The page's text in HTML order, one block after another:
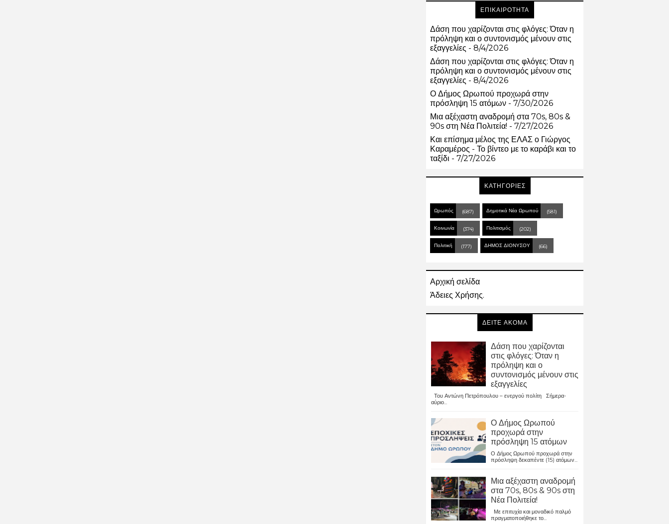
ΕΠΙΚΑΙΡΟΤΗΤΑ
Δάση που χαρίζονται στις φλόγες: Όταν η
πρόληψη και ο συντονισμός μένουν στις
εξαγγελίες - 8/4/2026
Δάση που χαρίζονται στις φλόγες: Όταν η
πρόληψη και ο συντονισμός μένουν στις
εξαγγελίες - 8/4/2026
Ο Δήμος Ωρωπού προχωρά στην
πρόσληψη 15 ατόμων - 7/30/2026
Μια αξέχαστη αναδρομή στα 70s, 80s &
90s στη Νέα Πολιτεία! - 7/27/2026
Και επίσημα μέλος της ΕΛΑΣ ο Γιώργος
Καραμέρος - Το βίντεο με το καράβι και το
ταξίδι - 7/27/2026
ΚΑΤΗΓΟΡΙΕΣ
Ωρωπός (687) Δημοτικά Νέα Ωρωπού (581)
Κοινωνία (374) Πολιτισμός (202)
Πολιτική (177) ΔΗΜΟΣ ΔΙΟΝΥΣΟΥ (66)
Αρχική σελίδα
Άδειες Χρήσης.
ΔΕΙΤΕ ΑΚΟΜΑ
Δάση που χαρίζονται
στις φλόγες: Όταν η
πρόληψη και ο
συντονισμός μένουν στις
εξαγγελίες
Του Αντώνη Πετρόπουλου – ενεργού πολίτη Σήμερα-
αύριο...
Ο Δήμος Ωρωπού
προχωρά στην
πρόσληψη 15 ατόμων
Ο Δήμος Ωρωπού προχωρά στην
πρόσληψη δεκαπέντε (15) ατόμων...
Μια αξέχαστη αναδρομή
στα 70s, 80s & 90s στη
Νέα Πολιτεία!
Με επιτυχία και μοναδικό παλμό
πραγματοποιήθηκε το...